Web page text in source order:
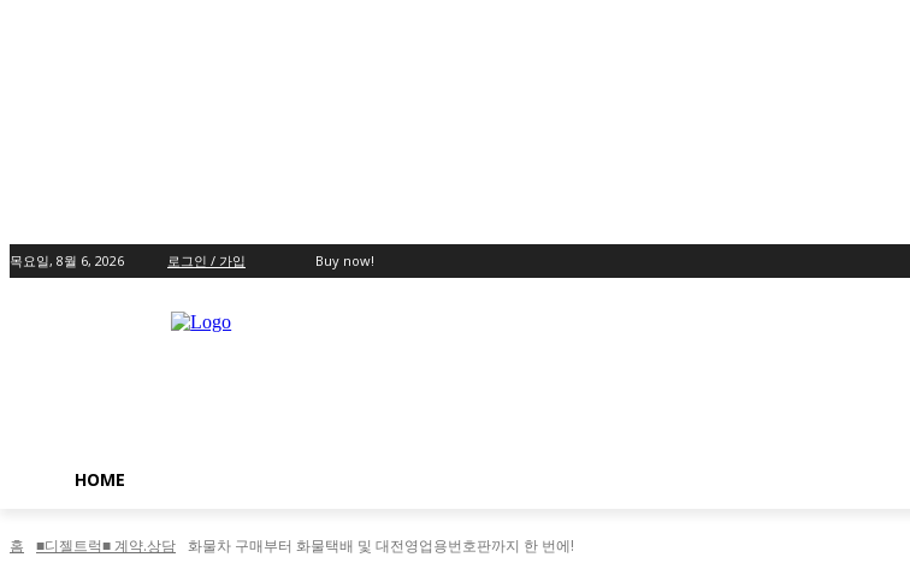
목요일, 8월 6, 2026 로그인 / 가입 Buy now!
HOME
홈 ■디젤트럭■ 계약.상담 화물차 구매부터 화물택배 및 대전영업용번호판까지 한 번에!